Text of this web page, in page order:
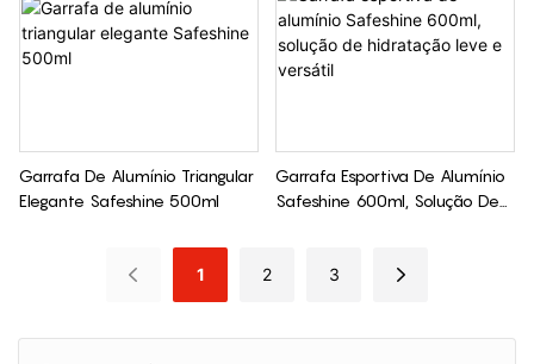
Garrafa De Alumínio Triangular
Elegante Safeshine 500ml
Garrafa Esportiva De Alumínio
Safeshine 600ml, Solução De
1 2 3